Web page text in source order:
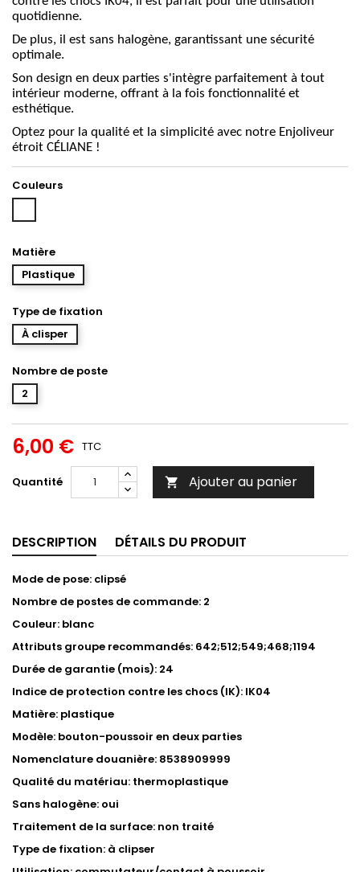
quotidienne.
De plus, il est sans halogène, garantissant une sécurité
optimale.
Son design en deux parties s'intègre parfaitement à tout
intérieur moderne, offrant à la fois fonctionnalité et
esthétique.
Optez pour la qualité et la simplicité avec notre Enjoliveur
étroit CÉLIANE !
Couleurs
Matière
Plastique
Type de fixation
À clisper
Nombre de poste
2
6,00 € TTC
Quantité  Ajouter au panier
DESCRIPTION DÉTAILS DU PRODUIT
Mode de pose: clipsé
Nombre de postes de commande: 2
Couleur: blanc
Attributs groupe recommandés: 642;512;549;468;1194
Durée de garantie (mois): 24
Indice de protection contre les chocs (IK): IK04
Matière: plastique
Modèle: bouton-poussoir en deux parties
Nomenclature douanière: 8538909999
Qualité du matériau: thermoplastique
Sans halogène: oui
Traitement de la surface: non traité
Type de fixation: à clipser